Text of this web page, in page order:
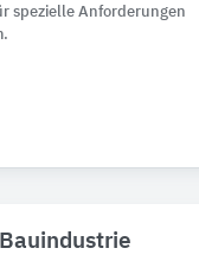
spezielle Anforderungen